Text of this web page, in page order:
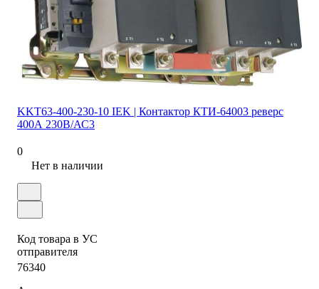
KKT63-400-230-10 IEK | Контактор КТИ-64003 реверс
400А 230В/АС3
0
Нет в наличии
Код товара в УС
отправителя
76340